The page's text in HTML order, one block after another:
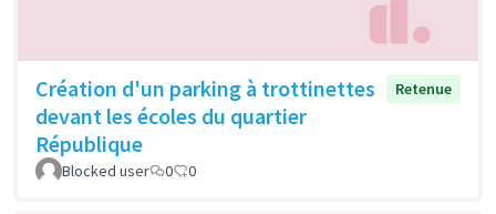
Création d'un parking à trottinettes
devant les écoles du quartier
République
Retenue
Blocked user 0 0